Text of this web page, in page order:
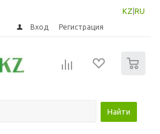
KZ RU
Вход Регистрация
Найти